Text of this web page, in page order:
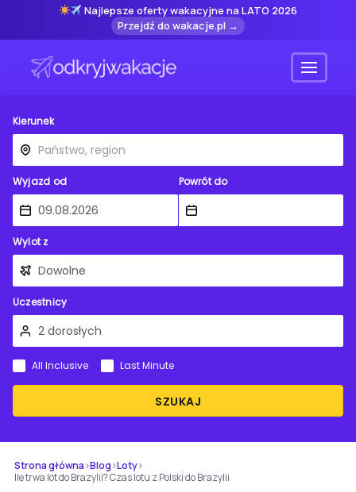
Najlepsze oferty wakacyjne na LATO 2026
Przejdź do wakacje.pl →
Menu
Kierunek
Wyjazd od Powrót do
Wylot z
Uczestnicy
SZUKAJ
All Inclusive Last Minute
Strona główna›Blog›Loty›
Ile trwa lot do Brazylii? Czas lotu z Polski do Brazylii